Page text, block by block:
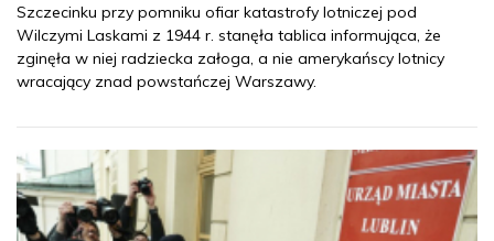
Szczecinku przy pomniku ofiar katastrofy lotniczej pod
Wilczymi Laskami z 1944 r. stanęła tablica informująca, że
zginęła w niej radziecka załoga, a nie amerykańscy lotnicy
wracający znad powstańczej Warszawy.